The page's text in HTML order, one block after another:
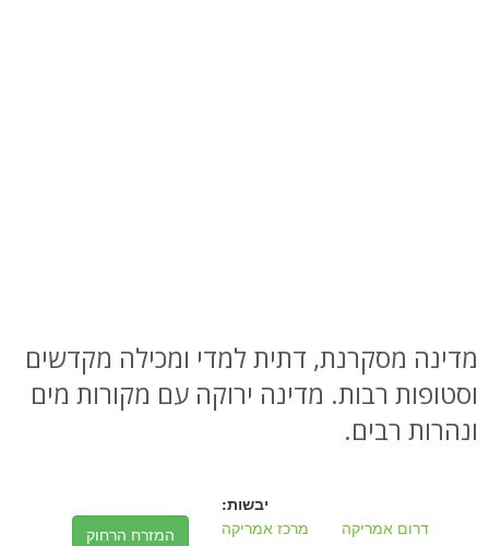
מדינה מסקרנת, דתית למדי ומכילה מקדשים
וסטופות רבות. מדינה ירוקה עם מקורות מים
ונהרות רבים.
יבשות:
דרום אמריקה
מרכז אמריקה
המזרח הרחוק